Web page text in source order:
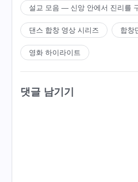
지 못하고 점점 타락한다면, 그
원받을 기회가 여러 번 있다. 하
용을 베푼다. 사람이 잘못을 깨
다. 사람이 처음에 하나님을 거
의 여지가 없다면 사람은 하나
사람을 구원하려고 하기 때문이
다. 말씀으로 사람을 구원하는
설교 모음 ― 신앙 안에서 진리를
댄스 합창 영상 시리즈 합창
영화 하이라이트
댓글 남기기